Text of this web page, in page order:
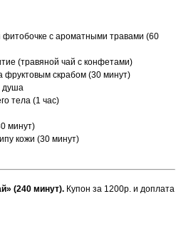
фитобочке с ароматными травами (60
(травяной чай с конфетами)
фруктовым скрабом (30 минут)
душа
тела (1 час)
минут)
кожи (30 минут)
(240 минут). Купон за 1200р. и доплата